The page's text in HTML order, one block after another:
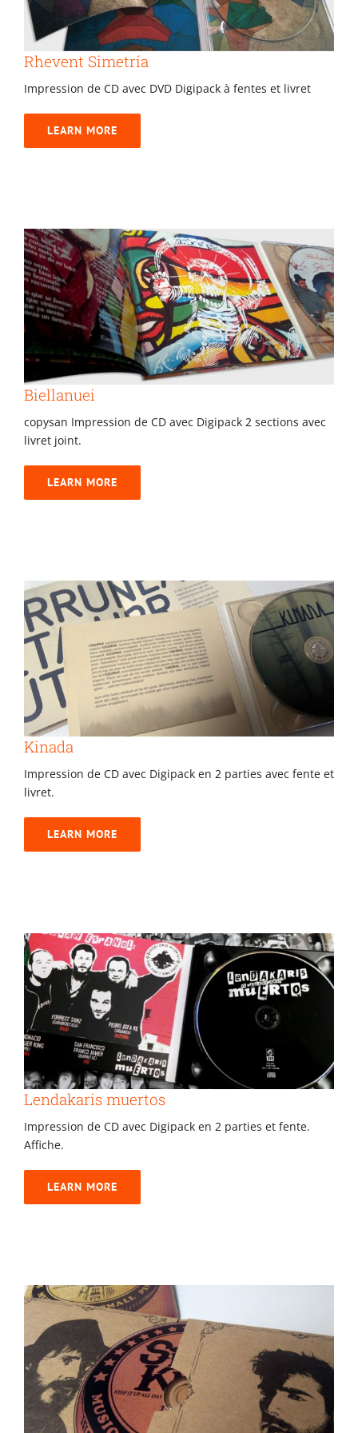
Gabarits
Blog
contact
Rhevent Simetría
Impression de CD avec DVD Digipack à fentes et livret
LEARN MORE
Biellanuei
copysan Impression de CD avec Digipack 2 sections avec
livret joint.
LEARN MORE
Kinada
Impression de CD avec Digipack en 2 parties avec fente et
livret.
LEARN MORE
Lendakaris muertos
Impression de CD avec Digipack en 2 parties et fente.
Affiche.
LEARN MORE